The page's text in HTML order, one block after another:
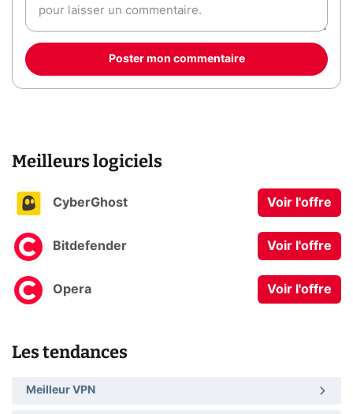
Poster mon commentaire
Meilleurs logiciels
CyberGhost Voir l'offre
Bitdefender Voir l'offre
Opera Voir l'offre
Les tendances
Meilleur VPN